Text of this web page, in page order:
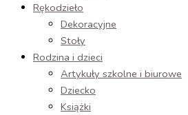
Rękodzieło
Dekoracyjne
Stoły
Rodzina i dzieci
Artykuły szkolne i biurowe
Dziecko
Książki